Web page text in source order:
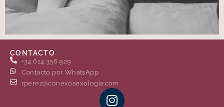
CONTACTO
+34 614 356 929
Contacto por WhatsApp
rperez@conexosexologia.com